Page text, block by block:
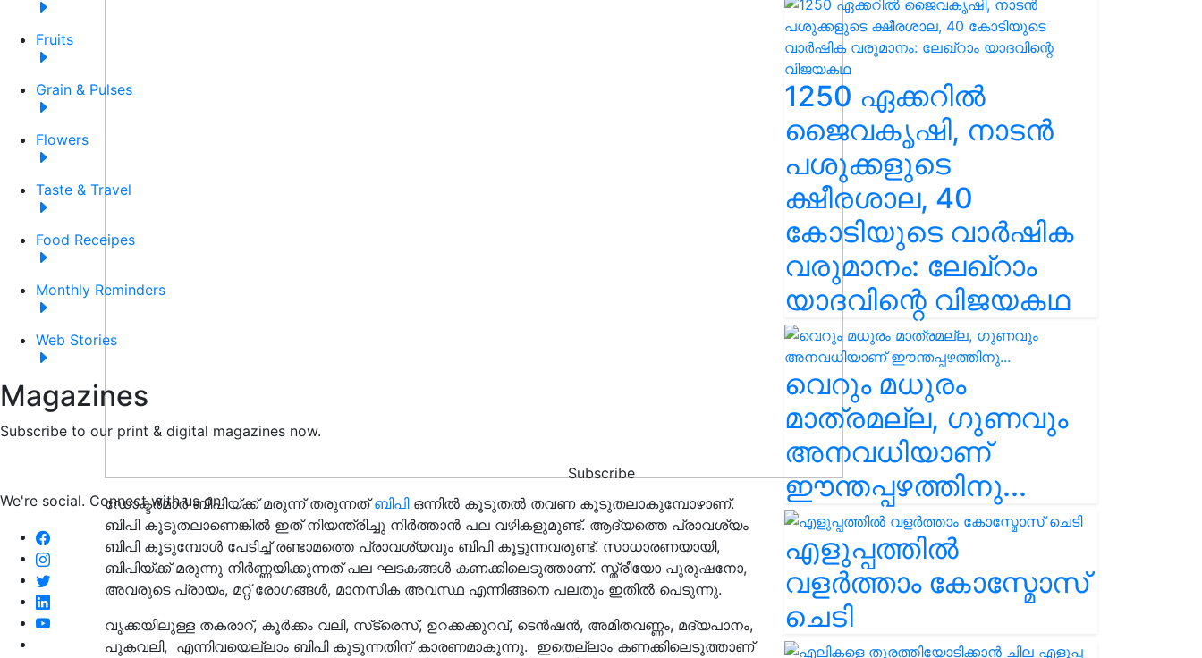
Fruits
Grain & Pulses
Flowers
Taste & Travel
Food Receipes
Monthly Reminders
Web Stories
Magazines
Subscribe to our print & digital magazines now.
Subscribe
We're social. Connect with us on:
ഡോക്ടർമാർ ബിപിയ്ക്ക് മരുന്ന് തരുന്നത്ബിപിഒന്നില്‍ കൂടുതല്‍ തവണ കൂടുതലാകുമ്പോഴാണ്.
ബിപി കൂടുതലാണെങ്കില്‍ ഇത് നിയന്ത്രിച്ചു നിര്‍ത്താൻ പല വഴികളുമുണ്ട്. ആദ്യത്തെ പ്രാവശ്യം
ബിപി കൂടുമ്പോൾ പേടിച്ച് രണ്ടാമത്തെ പ്രാവശ്യവും ബിപി കൂട്ടുന്നവരുണ്ട്. സാധാരണയായി,
ബിപിയ്ക്ക് മരുന്നു നിര്‍ണ്ണയിക്കുന്നത് പല ഘടകങ്ങള്‍ കണക്കിലെടുത്താണ്. സ്ത്രീയോ പുരുഷനോ,
അവരുടെ പ്രായം, മറ്റ് രോഗങ്ങള്‍, മാനസിക അവസ്ഥ എന്നിങ്ങനെ പലതും ഇതില്‍ പെടുന്നു.
വൃക്കയിലുള്ള തകരാറ്, കൂര്‍ക്കം വലി, സ്‌ട്രെസ്, ഉറക്കക്കുറവ്, ടെന്‍ഷൻ, അമിതവണ്ണം, മദ്യപാനം,
പുകവലി, എന്നിവയെല്ലാം ബിപി കൂടുന്നതിന് കാരണമാകുന്നു. ഇതെല്ലാം കണക്കിലെടുത്താണ്
1250 ഏക്കറിൽ
ജൈവകൃഷി, നാടൻ
പശുക്കളുടെ
ക്ഷീരശാല, 40
കോടിയുടെ വാർഷിക
വരുമാനം: ലേഖ്‌റാം
യാദവിന്റെ വിജയകഥ
വെറും മധുരം
മാത്രമല്ല, ഗുണവും
അനവധിയാണ്
ഈന്തപ്പഴത്തിനു...
എളുപ്പത്തിൽ
വളർത്താം കോസ്മോസ്
ചെടി